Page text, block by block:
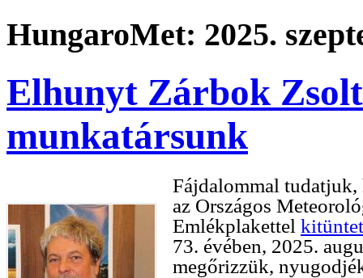
HungaroMet: 2025.
Elhunyt Zárbok
munkatársunk
Fájdalommal
az Országos
Emlékplakettel
73. évében, 2025.
megőrizzük,